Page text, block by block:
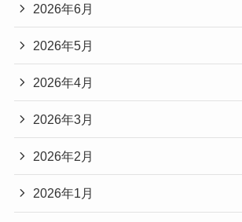
2026年6月
2026年5月
2026年4月
2026年3月
2026年2月
2026年1月